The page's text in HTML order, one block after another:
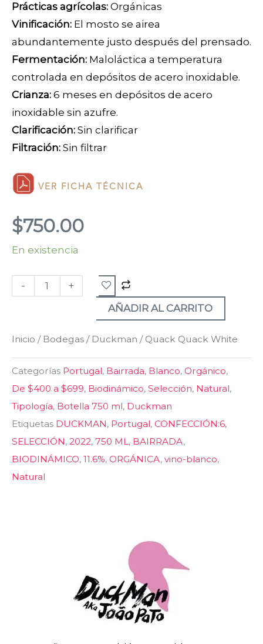
Prácticas agrícolas: Orgánicas
Vinificación: El mosto se airea
abundantemente justo después del prensado.
Fermentación: Maloláctica a temperatura
controlada en depósitos de acero inoxidable.
Crianza: 6 meses en depósitos de acero
inoxidable sin azufre.
Clarificación: Sin clarificar
Filtración: Sin filtrar
VER FICHA TÉCNICA
$750.00
En existencia
-
Quack
White
+
AÑADIR AL CARRITO
Inicio / Bodegas / Duckman / Quack Quack White
Categorías Portugal, Bairrada, Blanco, Orgánico,
De $400 a $699, Biodinámico, Selección, Natural,
Tipología, Botella 750 ml, Duckman
Etiquetas DUCKMAN, Portugal, CONFECCIÓN:6,
SELECCIÓN, 2022, 750 ML, BAIRRADA,
BIODINÁMICO, 11.6%, ORGÁNICA, vino-blanco,
Natural